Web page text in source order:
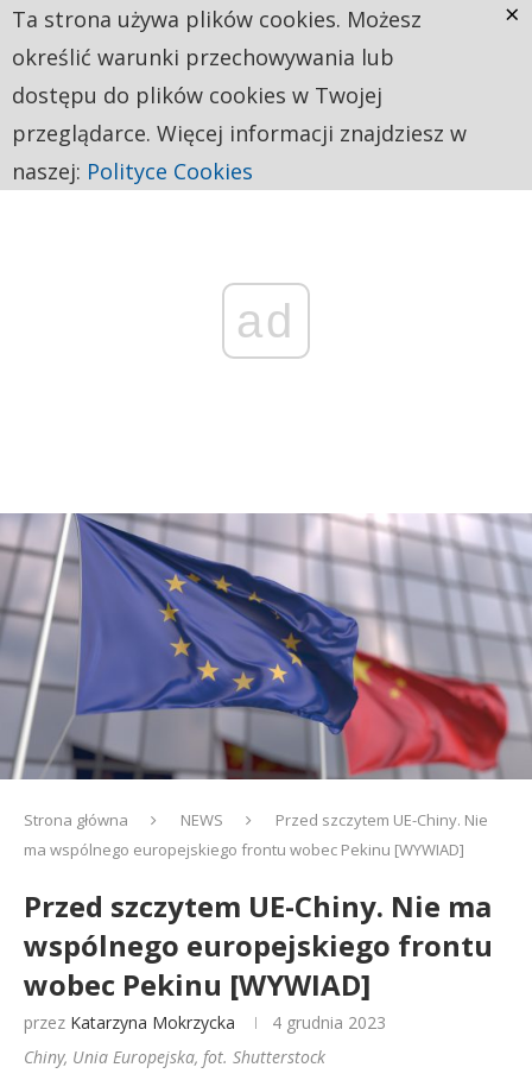
ad
Strona główna NEWS
Przed szczytem UE-Chiny. Nie
ma wspólnego europejskiego frontu wobec Pekinu [WYWIAD]
Przed szczytem UE-Chiny. Nie ma
wspólnego europejskiego frontu
wobec Pekinu [WYWIAD]
przez Katarzyna Mokrzycka
4 grudnia 2023
Chiny, Unia Europejska, fot. Shutterstock
Ta strona używa plików cookies. Możesz
określić warunki przechowywania lub
dostępu do plików cookies w Twojej
przeglądarce. Więcej informacji znajdziesz w
naszej: Polityce Cookies
×